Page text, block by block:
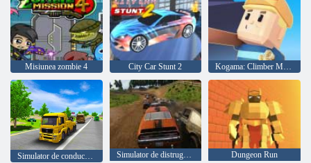
Misiunea zombie 4 City Car Stunt 2 Kogama: Climber Mountain
Simulator de distrugere a derby-ului Dungeon Run